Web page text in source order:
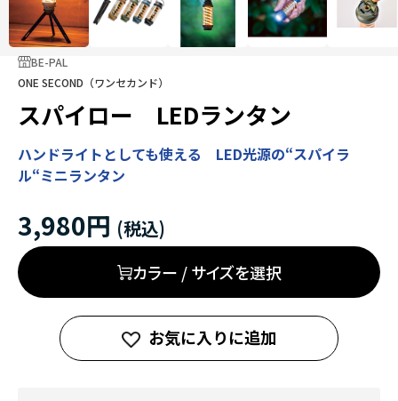
BE-PAL
ONE SECOND（ワンセカンド）
スパイロー LEDランタン
ハンドライトとしても使える LED光源の“スパイラ
ル“ミニランタン
3,980円
カラー / サイズを選択
お気に入りに追加